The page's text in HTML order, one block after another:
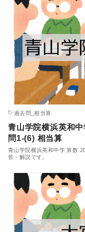
過去問_相当算
青山学院横浜英和
問1-(6) 相当算
青山学院横浜英和中学 算数
答・解説です。